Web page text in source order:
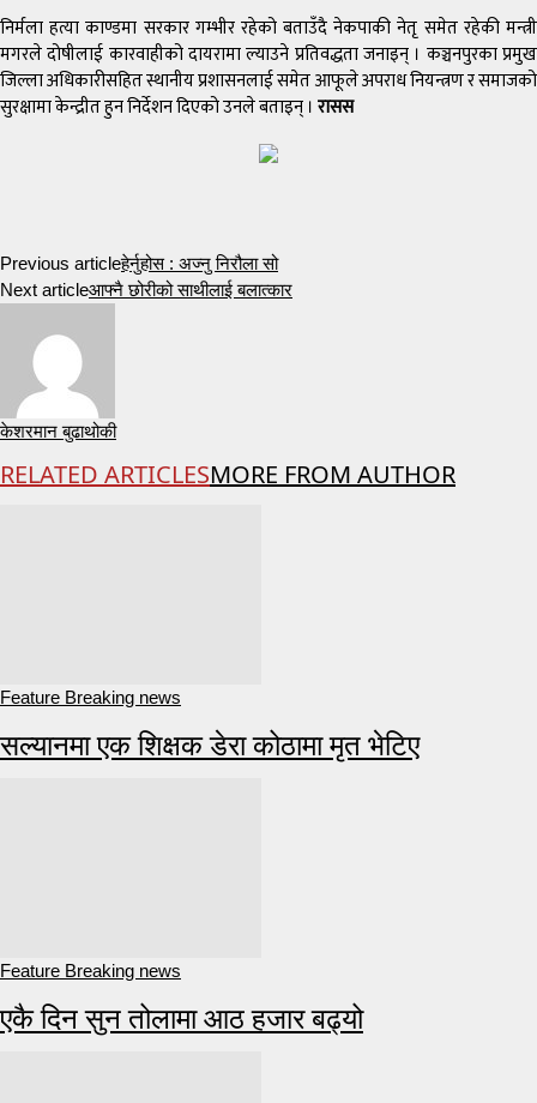
निर्मला हत्या काण्डमा सरकार गम्भीर रहेको बताउँदै नेकपाकी नेतृ समेत रहेकी मन्त्री
मगरले दोषीलाई कारवाहीको दायरामा ल्याउने प्रतिवद्धता जनाइन् । कञ्चनपुरका प्रमुख
जिल्ला अधिकारीसहित स्थानीय प्रशासनलाई समेत आफूले अपराध नियन्त्रण र समाजको
सुरक्षामा केन्द्रीत हुन निर्देशन दिएको उनले बताइन् । रासस
Previous articleहेर्नुहोस : अज्नु निरौला सो
Next articleआफ्नै छोरीको साथीलाई बलात्कार
केशरमान बुढाथोकी
RELATED ARTICLESMORE FROM AUTHOR
Feature Breaking news
सल्यानमा एक शिक्षक डेरा कोठामा मृत भेटिए
Feature Breaking news
एकै दिन सुन तोलामा आठ हजार बढ्यो